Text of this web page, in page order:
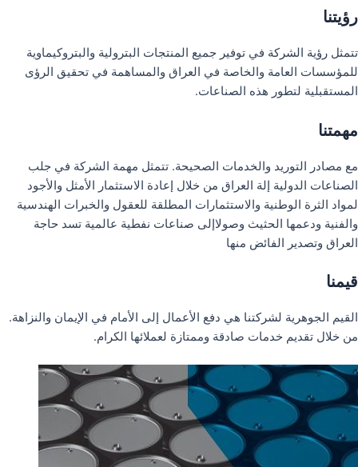
رؤيتنا
تتمثل رؤية الشركة في توفير جميع المنتجات البترولية والبتروكيماوية
للمؤسسات العامة والخاصة في العراق والمساهمة في تحقيق الرؤى
المستقبلية لتطور هذه الصناعات.
مهمتنا
مع مصادر التوريد والخدمات الصحيحة. تتمثل مهمة الشركة في جلب
الصناعات الدولية إلة العراق من خلال إعادة الاستثمار الأمثل والأجود
لمواد الثرة الوطنية والاستثمارات المطلقة للعقول والخبرات الهندسية
والفنية ودعمها الحثيث وصولاإلى صناعات نفطية عالمية تسد حاجة
العراق وتصدير الفائض منها
قيمنا
القيم الجوهرية لشركتنا هي دفع الأعمال إلى الأمام في الإيمان والنزاهة.
من خلال تقديم خدمات صادقة وممتازة لعملائها الكرام.